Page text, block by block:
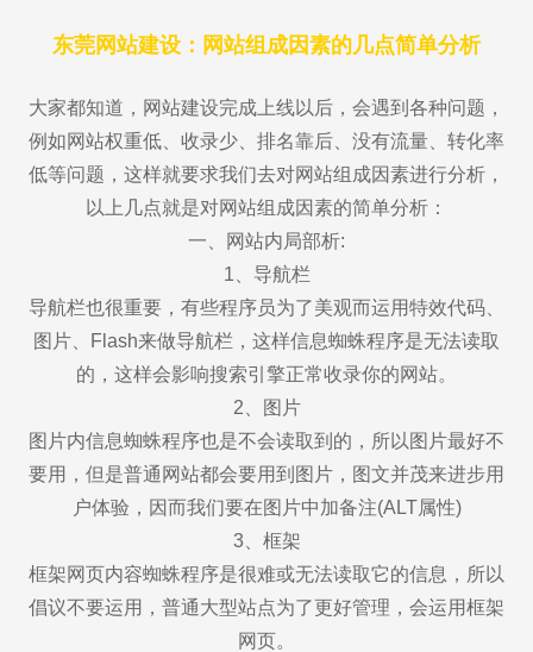
东莞网站建设：网站组成因素的几点简单分析
大家都知道，网站建设完成上线以后，会遇到各种问题，
例如网站权重低、收录少、排名靠后、没有流量、转化率
低等问题，这样就要求我们去对网站组成因素进行分析，
以上几点就是对网站组成因素的简单分析：
一、网站内局部析:
1、导航栏
导航栏也很重要，有些程序员为了美观而运用特效代码、
图片、Flash来做导航栏，这样信息蜘蛛程序是无法读取
的，这样会影响搜索引擎正常收录你的网站。
2、图片
图片内信息蜘蛛程序也是不会读取到的，所以图片最好不
要用，但是普通网站都会要用到图片，图文并茂来进步用
户体验，因而我们要在图片中加备注(ALT属性)
3、框架
框架网页内容蜘蛛程序是很难或无法读取它的信息，所以
倡议不要运用，普通大型站点为了更好管理，会运用框架
网页。